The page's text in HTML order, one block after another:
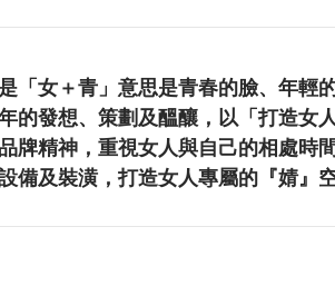
是「女＋青」意思是青春的臉、年輕
的發想、策劃及醞釀，以「打造女
牌精神，重視女人與自己的相處
備及裝潢，打造女人專屬的『婧』